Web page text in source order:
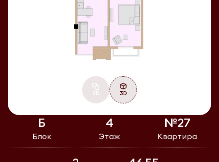
Б
Блок
4
Этаж
№27
Квартира
2D 3D